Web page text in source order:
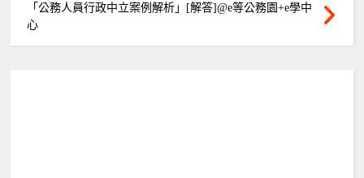
「公務人員行政中立案例解析」[解答]@e等公務園+e學中
心